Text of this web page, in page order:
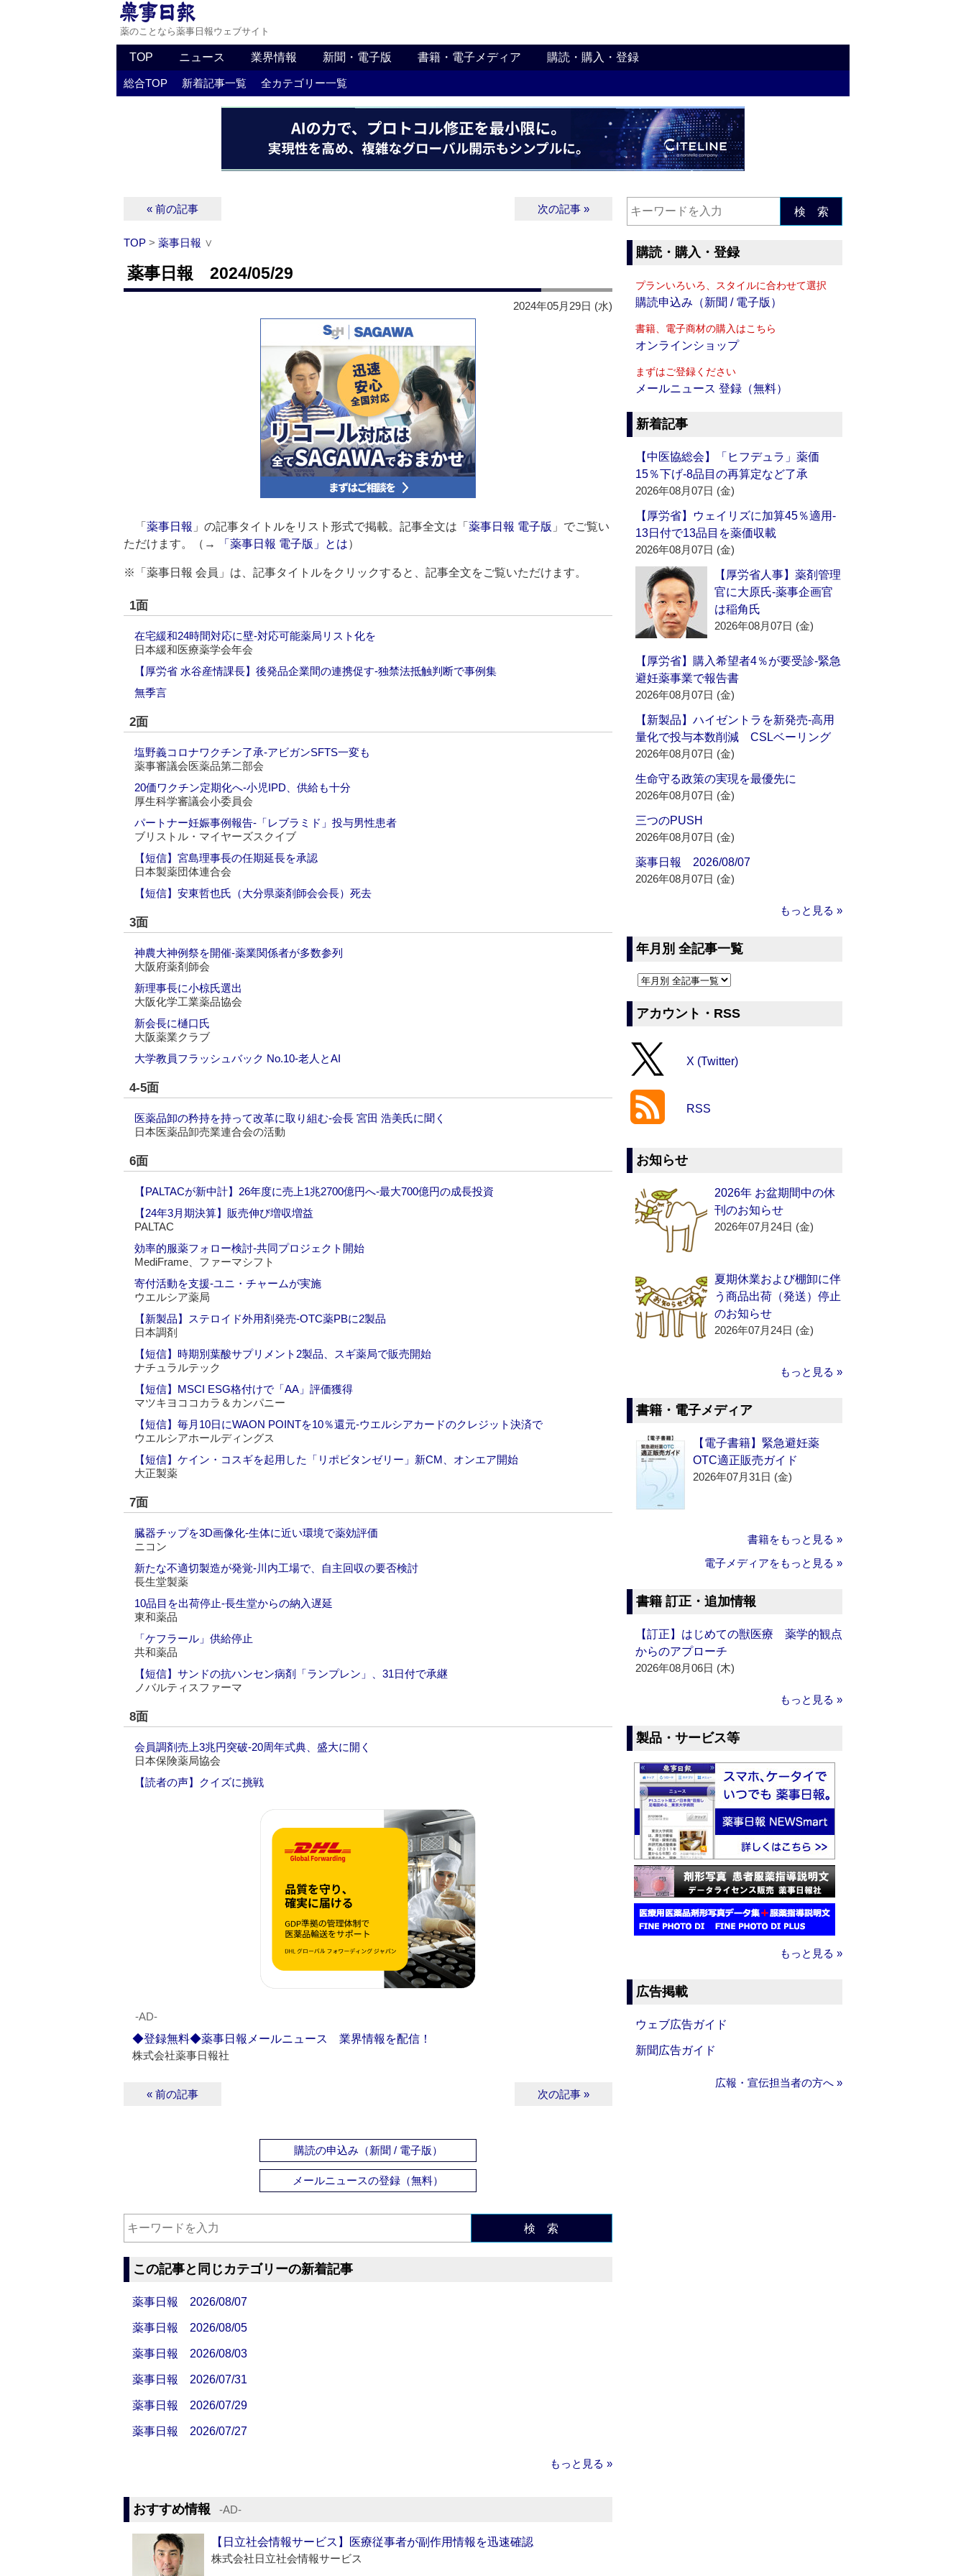
薬のことなら薬事日報ウェブサイト
TOP ニュース 業界情報 新聞・電子版 書籍・電子メディア 購読・購入・登録
総合TOP 新着記事一覧 全カテゴリー一覧
« 前の記事 次の記事 »
TOP > 薬事日報 ∨
薬事日報 2024/05/29
2024年05月29日 (水)
「 薬事日報 」の記事タイトルをリスト形式で掲載。記事全文は「 薬事日報 電子版 」でご覧い
ただけます。（→
「薬事日報 電子版」とは）
※「薬事日報 会員」は、記事タイトルをクリックすると、記事全文をご覧いただけます。
1面
在宅緩和24時間対応に壁‐対応可能薬局リスト化を
日本緩和医療薬学会年会
【厚労省 水谷産情課長】後発品企業間の連携促す‐独禁法抵触判断で事例集
無季言
2面
塩野義コロナワクチン了承‐アビガンSFTS一変も
薬事審議会医薬品第二部会
20価ワクチン定期化へ‐小児IPD、供給も十分
厚生科学審議会小委員会
パートナー妊娠事例報告‐「レブラミド」投与男性患者
ブリストル・マイヤーズスクイブ
【短信】宮島理事長の任期延長を承認
日本製薬団体連合会
【短信】安東哲也氏（大分県薬剤師会会長）死去
3面
神農大神例祭を開催‐薬業関係者が多数参列
大阪府薬剤師会
新理事長に小椋氏選出
大阪化学工業薬品協会
新会長に樋口氏
大阪薬業クラブ
大学教員フラッシュバック No.10‐老人とAI
4-5面
医薬品卸の矜持を持って改革に取り組む‐会長 宮田 浩美氏に聞く
日本医薬品卸売業連合会の活動
6面
【PALTACが新中計】26年度に売上1兆2700億円へ‐最大700億円の成長投資
【24年3月期決算】販売伸び増収増益
PALTAC
効率的服薬フォロー検討‐共同プロジェクト開始
MediFrame、ファーマシフト
寄付活動を支援‐ユニ・チャームが実施
ウエルシア薬局
【新製品】ステロイド外用剤発売‐OTC薬PBに2製品
日本調剤
【短信】時期別葉酸サプリメント2製品、スギ薬局で販売開始
ナチュラルテック
【短信】MSCI ESG格付けで「AA」評価獲得
マツキヨココカラ＆カンパニー
【短信】毎月10日にWAON POINTを10％還元‐ウエルシアカードのクレジット決済で
ウエルシアホールディングス
【短信】ケイン・コスギを起用した「リポビタンゼリー」新CM、オンエア開始
大正製薬
7面
臓器チップを3D画像化‐生体に近い環境で薬効評価
ニコン
新たな不適切製造が発覚‐川内工場で、自主回収の要否検討
長生堂製薬
10品目を出荷停止‐長生堂からの納入遅延
東和薬品
「ケフラール」供給停止
共和薬品
【短信】サンドの抗ハンセン病剤「ランプレン」、31日付で承継
ノバルティスファーマ
8面
会員調剤売上3兆円突破‐20周年式典、盛大に開く
日本保険薬局協会
【読者の声】クイズに挑戦
‐AD‐
◆登録無料◆薬事日報メールニュース 業界情報を配信！
株式会社薬事日報社
« 前の記事 次の記事 »
購読の申込み（新聞 / 電子版）
メールニュースの登録（無料）
検 索
この記事と同じカテゴリーの新着記事
薬事日報 2026/08/07
薬事日報 2026/08/05
薬事日報 2026/08/03
薬事日報 2026/07/31
薬事日報 2026/07/29
薬事日報 2026/07/27
もっと見る »
おすすめ情報 ‐AD‐
【日立社会情報サービス】医療従事者が副作用情報を迅速確認
株式会社日立社会情報サービス
検 索
購読・購入・登録
プランいろいろ、スタイルに合わせて選択
購読申込み（新聞 / 電子版）
書籍、電子商材の購入はこちら
オンラインショップ
まずはご登録ください
メールニュース 登録（無料）
新着記事
【中医協総会】「ヒフデュラ」薬価
15％下げ‐8品目の再算定など了承
2026年08月07日 (金)
【厚労省】ウェイリズに加算45％適用‐
13日付で13品目を薬価収載
2026年08月07日 (金)
【厚労省人事】薬剤管理
官に大原氏‐薬事企画官
は稲角氏
2026年08月07日 (金)
【厚労省】購入希望者4％が要受診‐緊急
避妊薬事業で報告書
2026年08月07日 (金)
【新製品】ハイゼントラを新発売‐高用
量化で投与本数削減 CSLベーリング
2026年08月07日 (金)
生命守る政策の実現を最優先に
2026年08月07日 (金)
三つのPUSH
2026年08月07日 (金)
薬事日報 2026/08/07
2026年08月07日 (金)
もっと見る »
年月別 全記事一覧
アカウント・RSS
X (Twitter)
RSS
お知らせ
2026年 お盆期間中の休
刊のお知らせ
2026年07月24日 (金)
夏期休業および棚卸に伴
う商品出荷（発送）停止
のお知らせ
2026年07月24日 (金)
もっと見る »
書籍・電子メディア
【電子書籍】緊急避妊薬
OTC適正販売ガイド
2026年07月31日 (金)
書籍をもっと見る »
電子メディアをもっと見る »
書籍 訂正・追加情報
【訂正】はじめての獣医療 薬学的観点
からのアプローチ
2026年08月06日 (木)
もっと見る »
製品・サービス等
もっと見る »
広告掲載
ウェブ広告ガイド
新聞広告ガイド
広報・宣伝担当者の方へ »